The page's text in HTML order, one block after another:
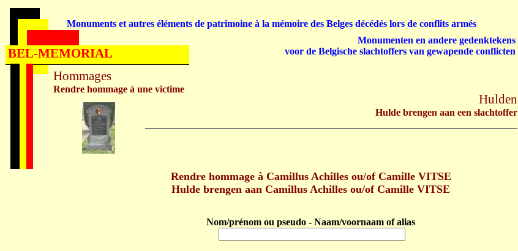
Rendre hommage à Camillus Achilles ou/of Camille VITSE
Hulde brengen aan Camillus Achilles ou/of Camille VITSE
Nom/prénom ou pseudo - Naam/voornaam of alias
Hommages
Rendre hommage à une victime
Hulden
Hulde brengen aan een slachtoffer
Monuments et autres éléments de patrimoine à la mémoire des Belges décédés lors de conflits armés
Monumenten en andere gedenktekens
voor de Belgische slachtoffers van gewapende conflicten
BEL-MEMORIAL